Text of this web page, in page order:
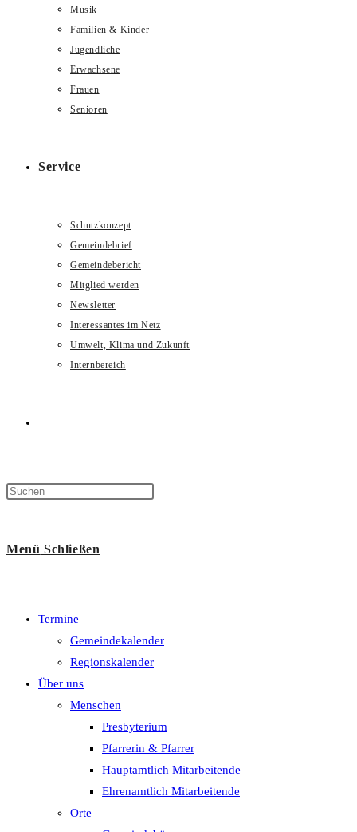
Musik
Familien & Kinder
Jugendliche
Erwachsene
Frauen
Senioren
Service
Schutzkonzept
Gemeindebrief
Gemeindebericht
Mitglied werden
Newsletter
Interessantes im Netz
Umwelt, Klima und Zukunft
Internbereich
umschalten
Menü Schließen
Termine
Gemeindekalender
Regionskalender
Über uns
Menschen
Presbyterium
Pfarrerin & Pfarrer
Hauptamtlich Mitarbeitende
Ehrenamtlich Mitarbeitende
Orte